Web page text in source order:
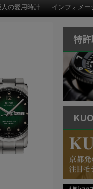
の愛用時計 インフォメー
特